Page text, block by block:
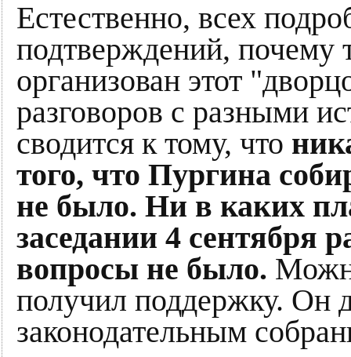
Естественно, всех
подтверждений, почему
организован этот
разговоров с разными
сводится к тому, что
того, что Пургина
не было. Ни в каких
заседании 4 сентября
вопросы не было.
получил поддержку. Он
законодательным